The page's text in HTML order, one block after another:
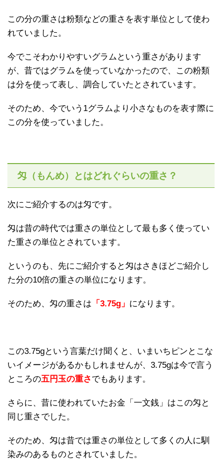
この分の重さは粉類などの重さを表す単位として使わ
れていました。
今でこそわかりやすいグラムという重さがあります
が、昔ではグラムを使っていなかったので、この粉類
は分を使って表し、調合していたとされています。
そのため、今でいう1グラムより小さなものを表す際に
この分を使っていました。
匁（もんめ）とはどれぐらいの重さ？
次にご紹介するのは匁です。
匁は昔の時代では重さの単位として最も多く使ってい
た重さの単位とされています。
というのも、先にご紹介すると匁はさきほどご紹介し
た分の10倍の重さの単位になります。
そのため、匁の重さは 「3.75g」 になります。
この3.75gという言葉だけ聞くと、いまいちピンとこな
いイメージがあるかもしれませんが、3.75gは今で言う
ところの五円玉の重さでもあります。
さらに、昔に使われていたお金「一文銭」はこの匁と
同じ重さでした。
そのため、匁は昔では重さの単位として多くの人に馴
染みのあるものとされていました。